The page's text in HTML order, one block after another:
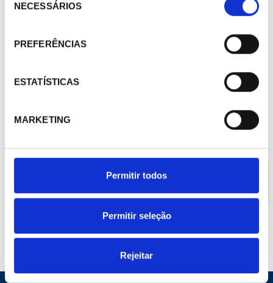
NECESSÁRIOS
PREFERÊNCIAS
ESTATÍSTICAS
MARKETING
Permitir todos
Permitir seleção
Rejeitar
Compartilhar
Baixe a documentação do produto
Manual extrracción del conector de sondas y entradas